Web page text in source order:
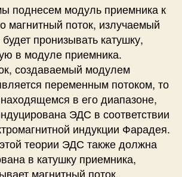
поднесем модуль приемника к
магнитный поток, излучаемый
пронизывать катушку,
в модуле приемника.
создаваемый модулем
переменным потоком, то
в его диапазоне,
ЭДС в соответствии
индукции Фарадея.
теории ЭДС также должна
в катушку приемника,
магнитный поток,